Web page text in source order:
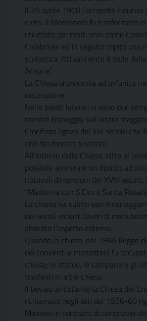
Il 29 aprile 1900 l’arciprete Fiduccia
culto. Il Monastero fu trasformato in
utilizzato per molti anni come
Carabinieri ed in seguito ospitò una
scolastica. Attualmente è sede
Arnone”.
La Chiesa si presenta ad un’unica
decorazione.
Nelle pareti laterali vi sono due
mentre troneggia sull’altare
Crocifisso ligneo del XVI secolo che
uno dei monaci olivetani.
All’interno della Chiesa, oltre al
possibile ammirare un dipinto ad
notevoli dimensioni del XVIII
“Madonna con S.Ciro e Santa
La chiesa ha subito vari
dei secoli, recenti lavori di
alterato l’aspetto esterno.
Quando la chiesa, nel 1866 (legge
dei conventi e monasteri) fu
chiusa; le statue, le campane e gli
trasferiti in altre chiese.
Il bevaio antistante la Chiesa del
richiamato negli atti del 1556-60
Marineo in contratti di